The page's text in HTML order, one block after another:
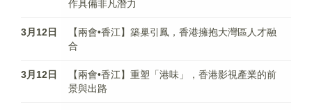
作具備非凡潛力
3月12日
【兩會•香江】築巢引鳳，香港擁抱大灣區人才融
合
3月12日
【兩會•香江】重塑「港味」，香港影視產業的前
景與出路